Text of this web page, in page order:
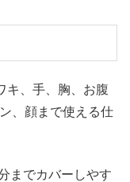
キ、手、胸、お腹
、顔まで使える仕
までカバーしやす